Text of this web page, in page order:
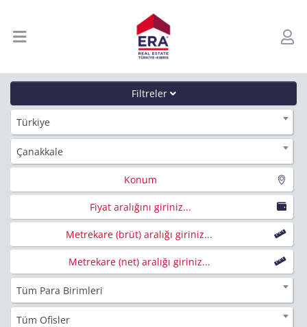
Filtreler
Türkiye
Çanakkale
Konum
Fiyat aralığını giriniz...
Metrekare (brüt) aralığı giriniz...
Metrekare (net) aralığı giriniz...
Tüm Para Birimleri
Tüm Ofisler